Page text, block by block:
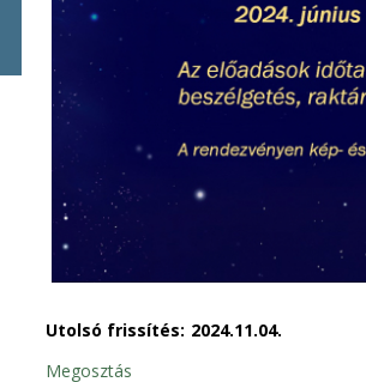
Utolsó frissítés: 2024.11.04.
Megosztás